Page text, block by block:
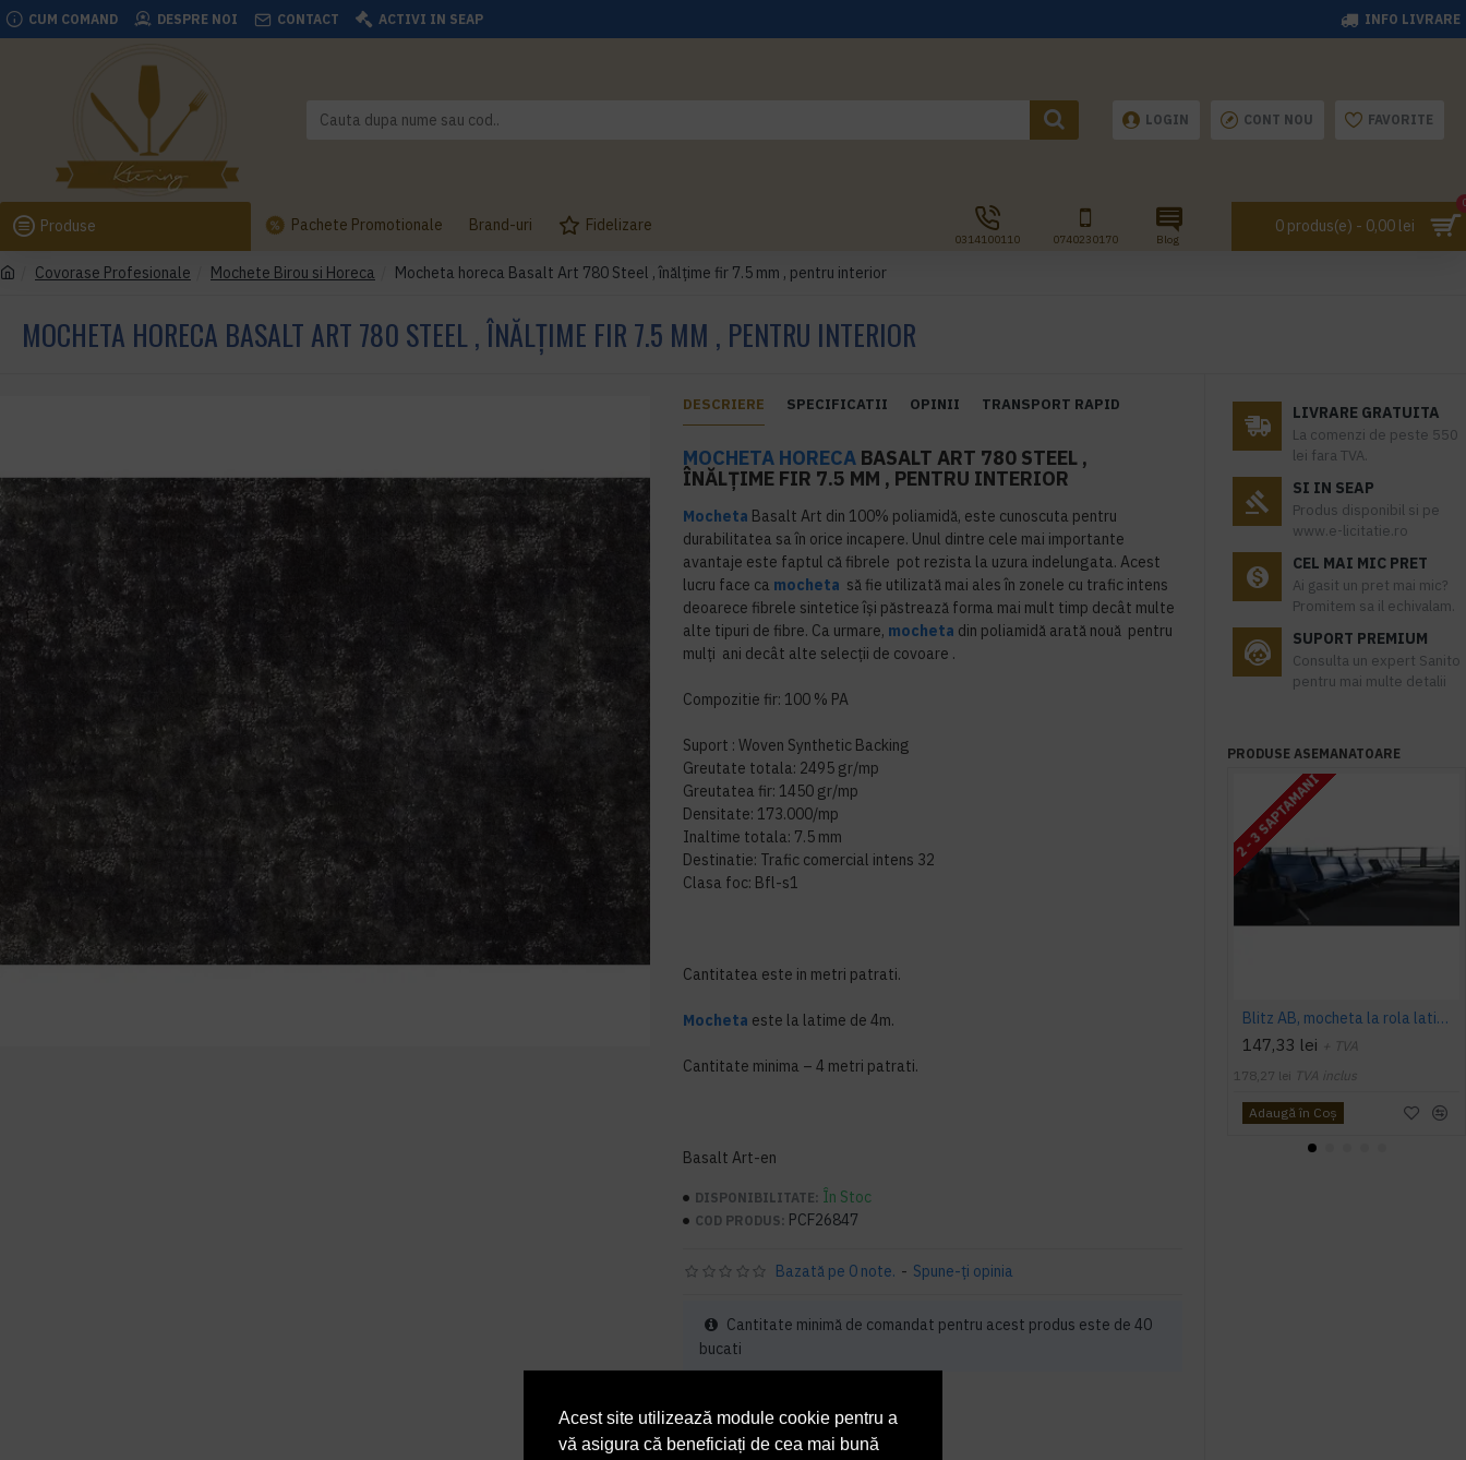
Acest site utilizează module cookie pentru a
vă asigura că beneficiați de cea mai bună
CUM COMAND DESPRE NOI CONTACT ACTIVI IN SEAP INFO LIVRARE
LOGIN CONT NOU FAVORITE
Produse Pachete Promotionale Brand-uri Fidelizare
0314100110 0740230170 Blog
0 produs(e) - 0,00 lei
Covorase Profesionale Mochete Birou si Horeca Mocheta horeca Basalt Art 780 Steel , înălțime fir 7.5 mm , pentru interior
MOCHETA HORECA BASALT ART 780 STEEL , ÎNĂLȚIME FIR 7.5 MM , PENTRU INTERIOR
DESCRIERE SPECIFICATII OPINII TRANSPORT RAPID
MOCHETA HORECA BASALT ART 780 STEEL ,
ÎNĂLȚIME FIR 7.5 MM , PENTRU INTERIOR
Mocheta Basalt Art din 100% poliamidă, este cunoscuta pentru
durabilitatea sa în orice incapere. Unul dintre cele mai importante
avantaje este faptul că fibrele pot rezista la uzura indelungata. Acest
lucru face ca mocheta să fie utilizată mai ales în zonele cu trafic intens
deoarece fibrele sintetice își păstrează forma mai mult timp decât multe
alte tipuri de fibre. Ca urmare, mocheta din poliamidă arată nouă pentru
mulți ani decât alte selecții de covoare .
Compozitie fir: 100 % PA
Suport : Woven Synthetic Backing
Greutate totala: 2495 gr/mp
Greutatea fir: 1450 gr/mp
Densitate: 173.000/mp
Inaltime totala: 7.5 mm
Destinatie: Trafic comercial intens 32
Clasa foc: Bfl-s1
Cantitatea este in metri patrati.
Mocheta este la latime de 4m.
Cantitate minima – 4 metri patrati.
Basalt Art-en
DISPONIBILITATE: În Stoc
COD PRODUS: PCF26847
Bazată pe 0 note. - Spune-ţi opinia
273,66 lei+ TVA
331,13 lei TVA inclus
Cantitate minimă de comandat pentru acest produs este de 40
bucati
LIVRARE GRATUITA
La comenzi de peste 550
lei fara TVA.
SI IN SEAP
Produs disponibil si pe
www.e-licitatie.ro
CEL MAI MIC PRET
Ai gasit un pret mai mic?
Promitem sa il echivalam.
SUPORT PREMIUM
Consulta un expert Sanito
pentru mai multe detalii
PRODUSE ASEMANATOARE
2 - 3 SAPTAMANI
Blitz AB, mocheta la rola latime 4 m, Balta Industries
147,33 lei + TVA
178,27 lei TVA inclus
Adaugă în Coş